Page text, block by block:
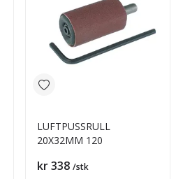
LUFTPUSSRULL
20X32MM 120
Pris
kr 338 /stk